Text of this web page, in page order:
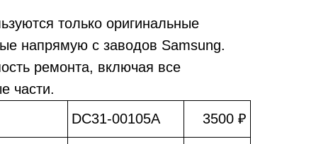
только оригинальные
напрямую с заводов Samsung.
ремонта, включая все
части.
DC31-00105A 3500 ₽